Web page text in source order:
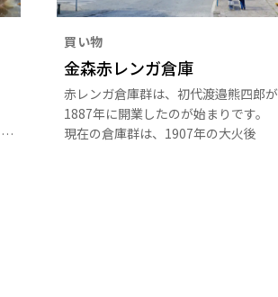
買い物
金森赤レンガ倉庫
赤レンガ倉庫群は、初代渡邉熊四郎が
1887年に開業したのが始まりです。
現在の倉庫群は、1907年の大火後